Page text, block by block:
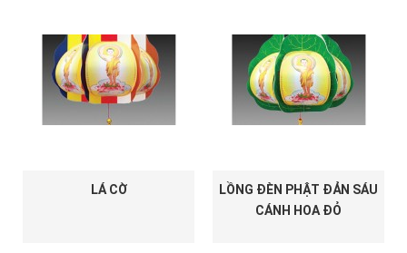
LÁ CỜ
LỒNG ĐÈN PHẬT ĐẢN SÁU
CÁNH HOA ĐỎ